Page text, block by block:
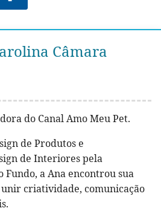
Câmara
do Canal Amo Meu Pet.
de Produtos e
de Interiores pela
Fundo, a Ana encontrou sua
criatividade, comunicação